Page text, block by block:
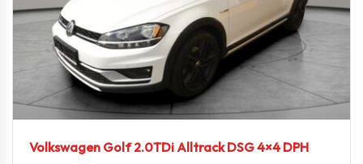
Volkswagen Golf 2.0TDi Alltrack DSG 4×4 DPH